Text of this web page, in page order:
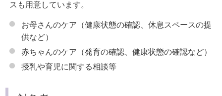
スも用意しています。
お母さんのケア（健康状態の確認、休息スペースの提
供など）
赤ちゃんのケア（発育の確認、健康状態の確認など）
授乳や育児に関する相談等